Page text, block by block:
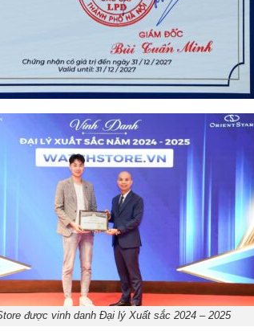
được vinh danh Đại lý Xuất sắc 2024 – 2025